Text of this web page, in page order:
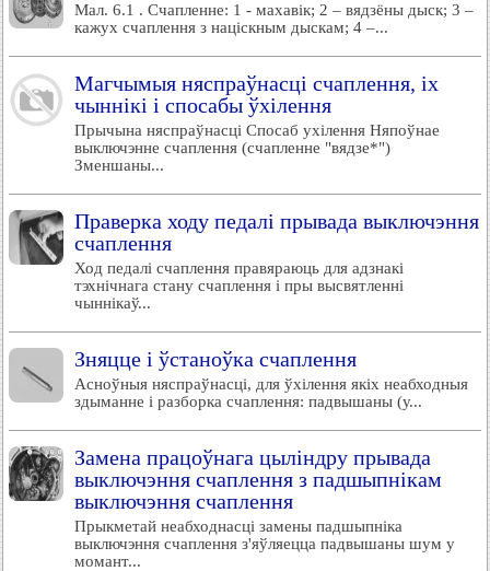
Мал. 6.1 . Счапленне: 1 - махавік; 2 – вядзёны дыск; 3 –
кажух счаплення з націскным дыскам; 4 –...
Магчымыя няспраўнасці счаплення, іх
чыннікі і спосабы ўхілення
Прычына няспраўнасці Спосаб ухілення Няпоўнае
выключэнне счаплення (счапленне "вядзе*")
Зменшаны...
Праверка ходу педалі прывада выключэння
счаплення
Ход педалі счаплення правяраюць для адзнакі
тэхнічнага стану счаплення і пры высвятленні
чыннікаў...
Зняцце і ўстаноўка счаплення
Асноўныя няспраўнасці, для ўхілення якіх неабходныя
здыманне і разборка счаплення: падвышаны (у...
Замена працоўнага цыліндру прывада
выключэння счаплення з падшыпнікам
выключэння счаплення
Прыкметай неабходнасці замены падшыпніка
выключэння счаплення з'яўляецца падвышаны шум у
момант...